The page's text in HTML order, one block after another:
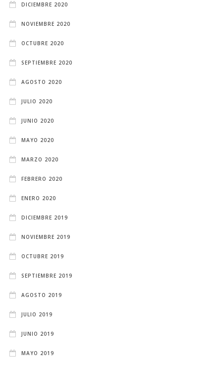
DICIEMBRE 2020
NOVIEMBRE 2020
OCTUBRE 2020
SEPTIEMBRE 2020
AGOSTO 2020
JULIO 2020
JUNIO 2020
MAYO 2020
MARZO 2020
FEBRERO 2020
ENERO 2020
DICIEMBRE 2019
NOVIEMBRE 2019
OCTUBRE 2019
SEPTIEMBRE 2019
AGOSTO 2019
JULIO 2019
JUNIO 2019
MAYO 2019